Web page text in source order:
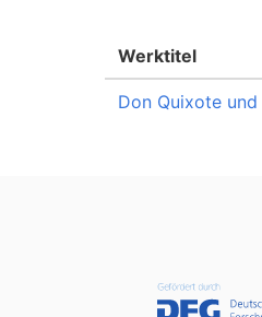
Werktitel
Don Quixote und